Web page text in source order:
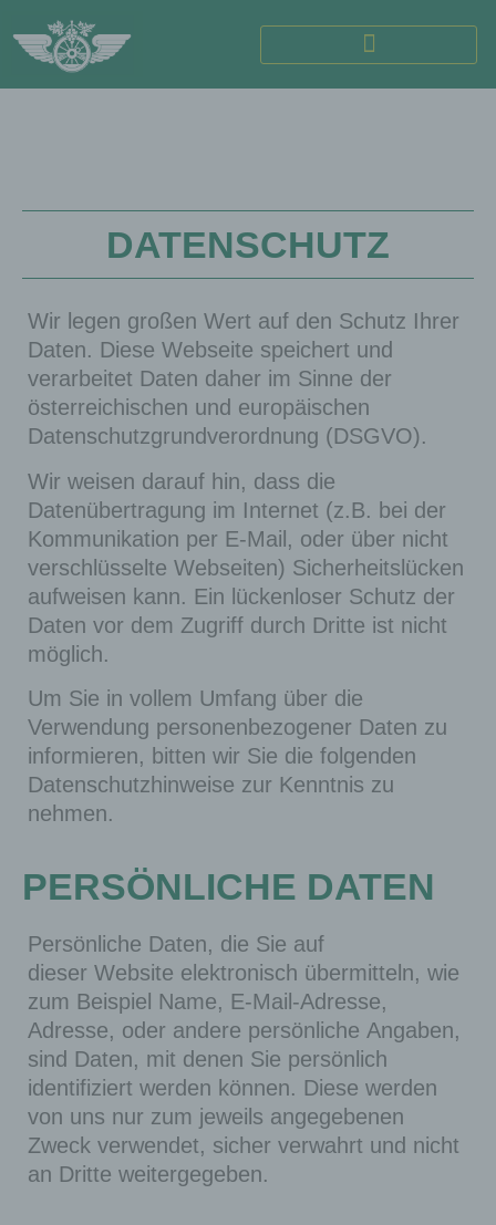
DATENSCHUTZ
Wir legen großen Wert auf den Schutz Ihrer
Daten. Diese Webseite speichert und
verarbeitet Daten daher im Sinne der
österreichischen und europäischen
Datenschutzgrundverordnung (DSGVO).
Wir weisen darauf hin, dass die
Datenübertragung im Internet (z.B. bei der
Kommunikation per E-Mail, oder über nicht
verschlüsselte Webseiten) Sicherheitslücken
aufweisen kann. Ein lückenloser Schutz der
Daten vor dem Zugriff durch Dritte ist nicht
möglich.
Um Sie in vollem Umfang über die
Verwendung personenbezogener Daten zu
informieren, bitten wir Sie die folgenden
Datenschutzhinweise zur Kenntnis zu
nehmen.
PERSÖNLICHE DATEN
Persönliche Daten, die Sie auf
dieser Website elektronisch übermitteln, wie
zum Beispiel Name, E-Mail-Adresse,
Adresse, oder andere persönliche Angaben,
sind Daten, mit denen Sie persönlich
identifiziert werden können. Diese werden
von uns nur zum jeweils angegebenen
Zweck verwendet, sicher verwahrt und nicht
an Dritte weitergegeben.